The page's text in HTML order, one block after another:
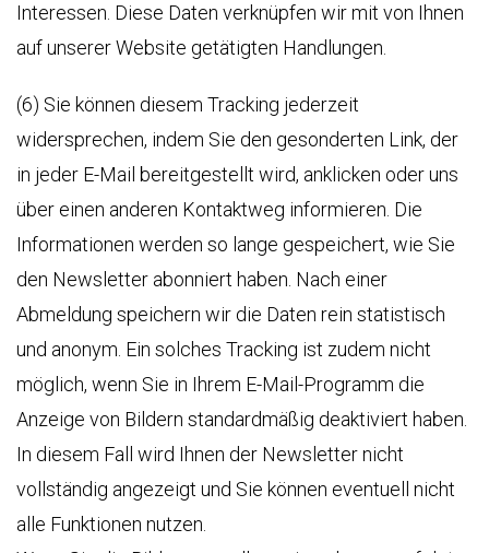
Interessen. Diese Daten verknüpfen wir mit von Ihnen
auf unserer Website getätigten Handlungen.
(6) Sie können diesem Tracking jederzeit
widersprechen, indem Sie den gesonderten Link, der
in jeder E-Mail bereitgestellt wird, anklicken oder uns
über einen anderen Kontaktweg informieren. Die
Informationen werden so lange gespeichert, wie Sie
den Newsletter abonniert haben. Nach einer
Abmeldung speichern wir die Daten rein statistisch
und anonym. Ein solches Tracking ist zudem nicht
möglich, wenn Sie in Ihrem E-Mail-Programm die
Anzeige von Bildern standardmäßig deaktiviert haben.
In diesem Fall wird Ihnen der Newsletter nicht
vollständig angezeigt und Sie können eventuell nicht
alle Funktionen nutzen.